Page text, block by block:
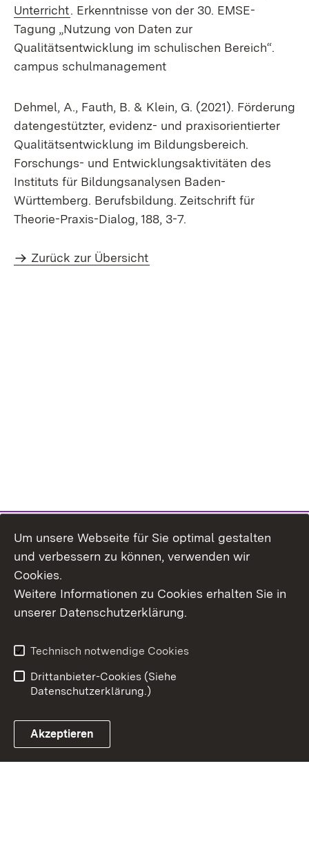
Unterricht (Öffnet in neuem Fenster)
. Erkenntnisse von der 30. EMSE-
Tagung „Nutzung von Daten zur
Qualitätsentwicklung im schulischen Bereich“.
campus schulmanagement
Dehmel, A., Fauth, B. & Klein, G. (2021). Förderung
datengestützter, evidenz- und praxisorientierter
Qualitätsentwicklung im Bildungsbereich.
Forschungs- und Entwicklungsaktivitäten des
Instituts für Bildungsanalysen Baden-
Württemberg. Berufsbildung. Zeitschrift für
Theorie-Praxis-Dialog, 188, 3-7.
Zurück zur Übersicht
Erklärung zur
Benutzungshinweise
Um unsere Webseite für Sie optimal gestalten
und verbessern zu können, verwenden wir
Cookies.
Weitere Informationen zu Cookies erhalten Sie in
unserer Datenschutzerklärung.
Technisch notwendige Cookies
Drittanbieter-Cookies (Siehe
Datenschutzerklärung.)
Akzeptieren